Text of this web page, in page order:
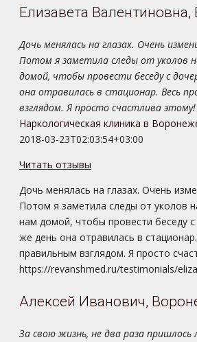
Елизавета
Дочь менялась на глазах. Очень
Потом я заметила следы от уколов
домой, чтобы провести беседу с
она отравилась в стационар. Весь
взглядом. Я просто счастлива
Наркологическая клиника в
2018-03-23T02:03:54+03:00
Читать отзывы
Дочь менялась на глазах. Очень
Потом я заметила следы от уколов
нам домой, чтобы провести беседу
же день она отравилась в
правильным взглядом. Я просто
https://revanshmed.ru/testimonials/
Алексей Иванович,
За свою жизнь, не два раза пришлось